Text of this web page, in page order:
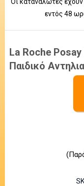
εντός 48
La Roche
Παιδικό